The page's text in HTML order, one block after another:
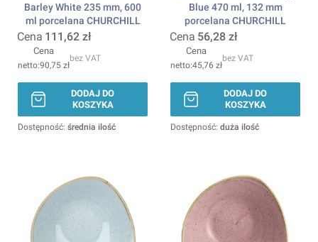
Barley White 235 mm, 600
ml porcelana CHURCHILL
Cena 111,62 zł
Cena
90,75 zł
bez VAT
DODAJ DO
KOSZYKA
Dostępność: średnia ilość
Blue 470 ml, 132 mm
porcelana CHURCHILL
Cena 56,28 zł
Cena
45,76 zł
bez VAT
DODAJ DO
KOSZYKA
Dostępność: duża ilość